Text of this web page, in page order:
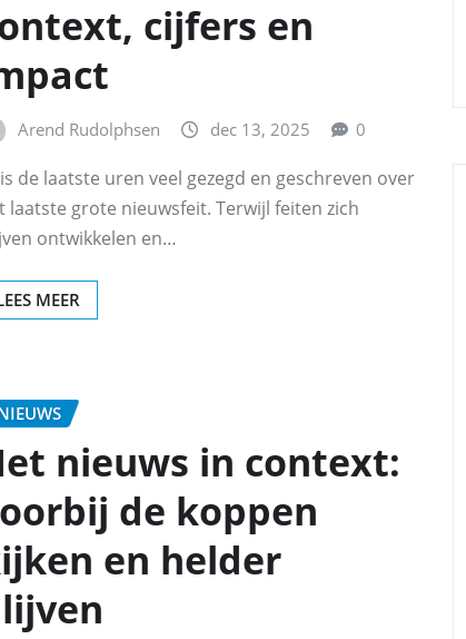
cijfers en
Arend Rudolphsen dec 13, 2025 0
de laatste uren veel gezegd en geschreven over
laatste grote nieuwsfeit. Terwijl feiten zich
ontwikkelen en…
MEER
nieuws in context:
de koppen
en helder